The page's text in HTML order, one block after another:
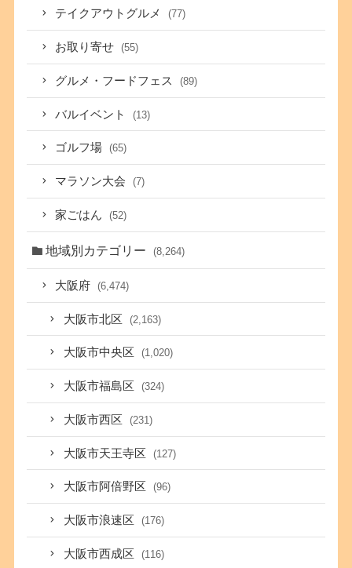
テイクアウトグルメ (77)
お取り寄せ (55)
グルメ・フードフェス (89)
バルイベント (13)
ゴルフ場 (65)
マラソン大会 (7)
家ごはん (52)
地域別カテゴリー (8,264)
大阪府 (6,474)
大阪市北区 (2,163)
大阪市中央区 (1,020)
大阪市福島区 (324)
大阪市西区 (231)
大阪市天王寺区 (127)
大阪市阿倍野区 (96)
大阪市浪速区 (176)
大阪市西成区 (116)